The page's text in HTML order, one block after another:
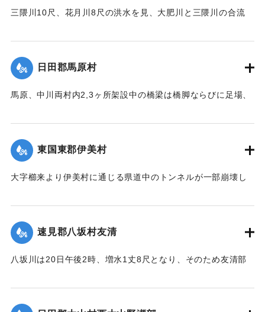
防組合はほとんど全部出動して万一を警戒し、非常な混雑を
宵警戒を続けた。21日は朝から小雨模様で一様に愁眉を開い
たが、下毛郡平坦部では大部分田植えしていないため、苗代
の被害はほとんどなかった。
｜固有コード:
三隈川10尺、花月川8尺の洪水を見、大肥川と三隈川の合流
た。
【出典：大分新聞 大正12年6月22日 朝刊7面】
｜固有コード:00275057
日田郡馬原村
馬原、中川両村内2,3ヶ所架設中の橋梁は橋脚ならびに足場、
通が途絶、詳細を知ることができない。
【出典：大分新聞 大正12年6月22日 朝刊7面】
｜固有コード: 00275058
東国東郡伊美村
大字櫛来より伊美村に通じる県道中のトンネルが一部崩壊し
｜固有コード:
速見郡八坂村友清
八坂川は20日午後2時、増水1丈8尺となり、そのため友清部
壊して八坂村および杵築町の一部の水田100余町歩はさながら
泥海と化したが、挿秧（田植え）前で被害は軽い見込みであ